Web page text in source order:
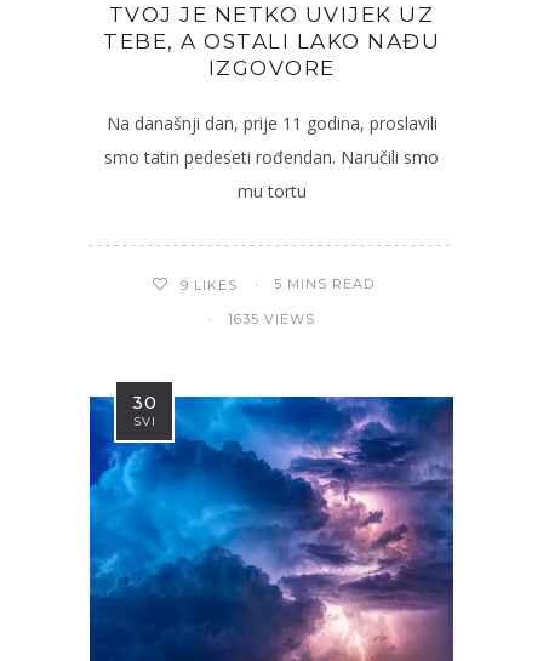
TVOJ JE NETKO UVIJEK UZ
TEBE, A OSTALI LAKO NAĐU
IZGOVORE
Na današnji dan, prije 11 godina, proslavili
smo tatin pedeseti rođendan. Naručili smo
mu tortu
9 LIKES 5 MINS READ
1635 VIEWS
30
SVI